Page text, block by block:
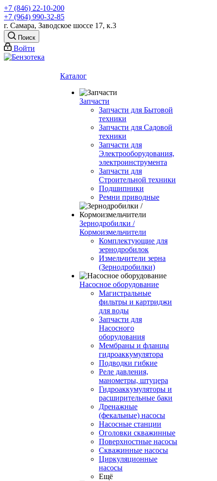
+7 (846) 22-10-200
+7 (964) 990-32-85
г. Самара, Заводское шоссе 17, к.3
Поиск
Войти
Каталог
Запчасти
Запчасти для Бытовой
техники
Запчасти для Садовой
техники
Запчасти для
Электрооборудования,
электроинструмента
Запчасти для
Строительной техники
Подшипники
Ремни приводные
Зернодробилки /
Кормоизмельчители
Комплектующие для
зернодробилок
Измельчители зерна
(Зернодробилки)
Насосное оборудование
Магистральные
фильтры и картриджи
для воды
Запчасти для
Насосного
оборудования
Мембраны и фланцы
гидроаккумулятора
Подводки гибкие
Реле давления,
манометры, штуцера
Гидроаккумуляторы и
расширительные баки
Дренажные
(фекальные) насосы
Насосные станции
Оголовки скважинные
Поверхностные насосы
Скважинные насосы
Циркуляционные
насосы
Ещё